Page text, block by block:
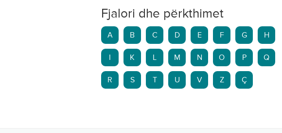
Fjalori dhe përkthimet
A B C D E F G H
I K L M N O P Q
R S T U V Z Ç